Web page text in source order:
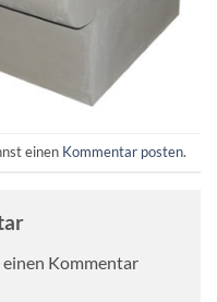
einen Kommentar posten.
einen Kommentar